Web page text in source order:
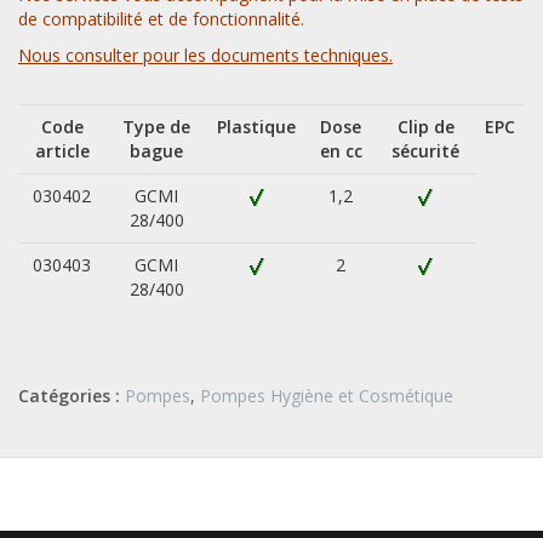
de compatibilité et de fonctionnalité.
Nous consulter pour les documents techniques.
Code
article
Type de
bague
Plastique
Dose
en cc
Clip de
sécurité
EPC
030402
GCMI
28/400
1,2
030403
GCMI
28/400
2
Catégories : Pompes, Pompes Hygiène et Cosmétique